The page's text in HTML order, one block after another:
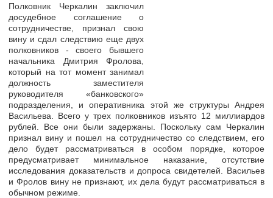
Полковник Черкалин заключил
досудебное соглашение о
сотрудничестве, признал свою
вину и сдал следствию еще двух
полковников - своего бывшего
начальника Дмитрия Фролова,
который на тот момент занимал
должность заместителя
руководителя «банковского»
подразделения, и оперативника этой же структуры Андрея
Васильева. Всего у трех полковников изъято 12 миллиардов
рублей. Все они были задержаны. Поскольку сам Черкалин
признал вину и пошел на сотрудничество со следствием, его
дело будет рассматриваться в особом порядке, которое
предусматривает минимальное наказание, отсутствие
исследования доказательств и допроса свидетелей. Васильев
и Фролов вину не признают, их дела будут рассматриваться в
обычном режиме.